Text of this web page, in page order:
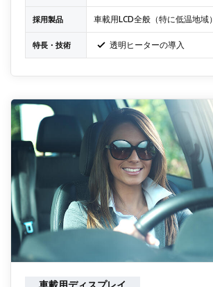
採用製品 車載用LCD全般（特に低温地域）
特長・技術 透明ヒーターの導入